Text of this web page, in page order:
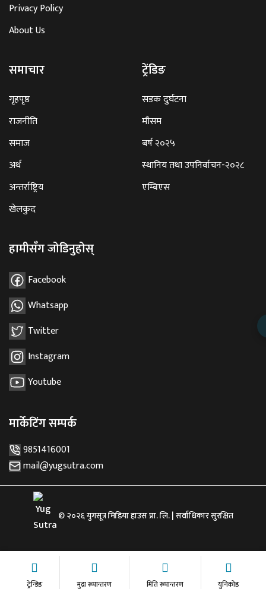
Privacy Policy
About Us
समाचार
गृहपृष्ठ
राजनीति
समाज
अर्थ
अन्तर्राष्ट्रिय
खेलकुद
ट्रेंडिङ
सडक दुर्घटना
मौसम
बर्ष २०२५
स्थानिय तथा उपनिर्वाचन-२०२८
एम्बिएस
हामीसँग जोडिनुहोस्
Facebook
Whatsapp
Twitter
Instagram
Youtube
मार्केटिंग सम्पर्क
9851416001
mail@yugsutra.com
© २०२६ युगसूत्र मिडिया हाउस प्रा. लि. | सर्वाधिकार सुरक्षित
ट्रेन्डिङ मुद्रा रूपान्तरण मिति रूपान्तरण युनिकोड